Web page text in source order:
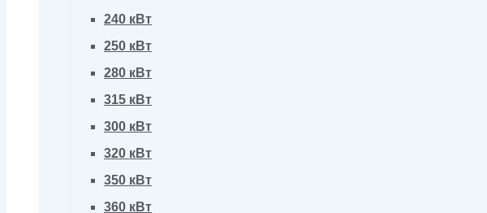
240 кВт
250 кВт
280 кВт
315 кВт
300 кВт
320 кВт
350 кВт
360 кВт